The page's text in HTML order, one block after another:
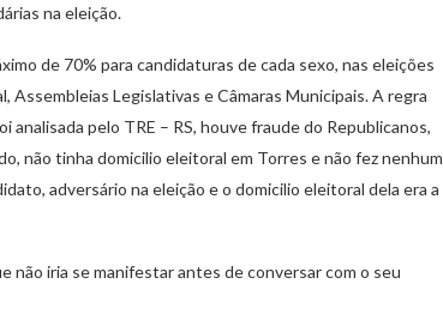
na eleição.
de 70% para candidaturas de cada sexo, nas eleições
Assembleias Legislativas e Câmaras Municipais. A regra
pelo TRE – RS, houve fraude do Republicanos,
não tinha domicilio eleitoral em Torres e não fez nenhum
adversário na eleição e o domicilio eleitoral dela era a
não iria se manifestar antes de conversar com o seu